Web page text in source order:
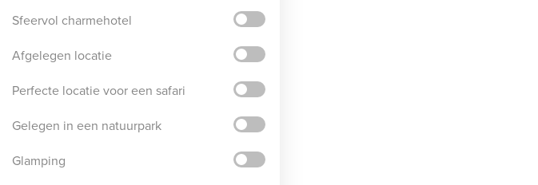
Sfeervol charmehotel
Afgelegen locatie
Perfecte locatie voor een safari
Gelegen in een natuurpark
Glamping